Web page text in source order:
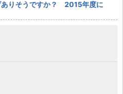
ありそうですか？ 2015年度に